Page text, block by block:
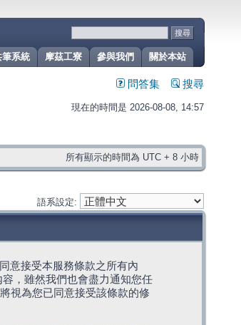
關於本站
參與我們
摩茲工寮
筆系統
問答集 搜尋
現在的時間是 2026-08-08, 14:57
所有顯示的時間為 UTC + 8 小時
語系設定:
意接受本服務條款之所有內
，雖然我們也會盡力通知您任
視為您已同意接受該條款的修